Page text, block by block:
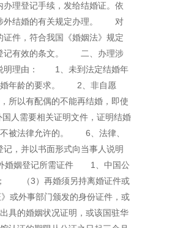
理登记手续，发给结婚证。依
外结婚的有关规定办理。 对
件，符合我国《婚姻法》规定
登记有效的条文。 二、办理涉
明理由： 1、未到法定结婚年
婚年龄的要求。 2、非自愿
所以有配偶的不能再结婚，即使
人需要相关证明文件，证明结婚
不被法律允许的。 6、法律、
，并以书面形式向当事人说明
婚姻登记所需证件 1、中国公
（3）再婚须另持离婚证件或
外事部门颁发的身份证件，或
具的婚姻状况证明，或该国驻华